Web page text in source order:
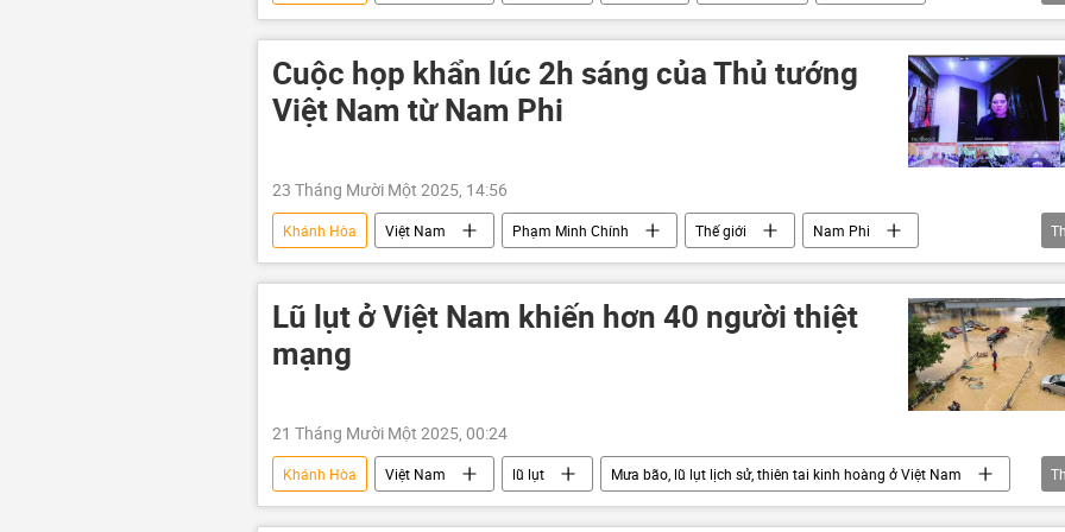
Gia Lai
Lâm Đồng khí hậu biến đổi khí hậu
Cuộc họp khẩn lúc 2h sáng của Thủ tướng
Việt Nam từ Nam Phi
23 Tháng Mười Một 2025, 14:56
Khánh Hòa Việt Nam Phạm Minh Chính Thế giới
Nam Phi
Chính trị
thiên tai Đắk Lắk Lâm Đồng Gia Lai
lũ lụt
Hội nghị thượng đỉnh G20
Lũ lụt ở Việt Nam khiến hơn 40 người thiệt
mạng
21 Tháng Mười Một 2025, 00:24
Khánh Hòa Việt Nam lũ lụt
Mưa bão, lũ lụt lịch sử, thiên tai kinh hoàng ở Việt Nam
thiệt mạng
thông tin Đắk Lắk ngập lụt thiên tai